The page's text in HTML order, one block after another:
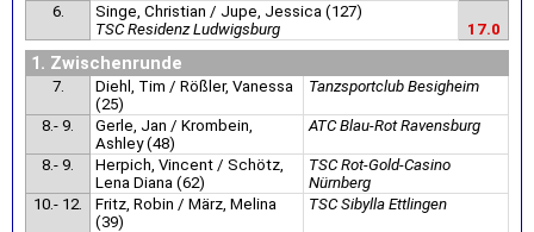
6.
Singe, Christian / Jupe, Jessica (127)
TSC Residenz Ludwigsburg
17.0
1. Zwischenrunde
7.
Diehl, Tim / Rößler, Vanessa
(25)
Tanzsportclub Besigheim
8.- 9.
Gerle, Jan / Krombein,
Ashley (48)
ATC Blau-Rot Ravensburg
8.- 9.
Herpich, Vincent / Schötz,
Lena Diana (62)
TSC Rot-Gold-Casino
Nürnberg
10.- 12.
Fritz, Robin / März, Melina
(39)
TSC Sibylla Ettlingen